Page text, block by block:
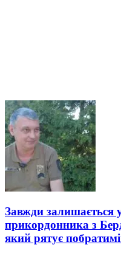
Завжди залишається
прикордонника з
який рятує